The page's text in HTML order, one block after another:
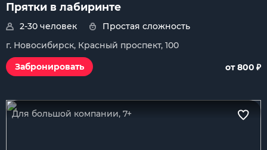
Прятки в лабиринте
2-30 человек
Простая сложность
г. Новосибирск, Красный проспект, 100
Забронировать
от 800 ₽
Для большой компании, 7+